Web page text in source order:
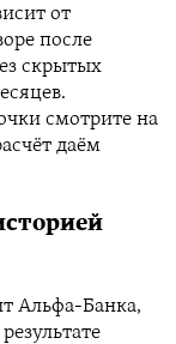
от
после
скрытых
смотрите на
даём
Альфа-Банка,